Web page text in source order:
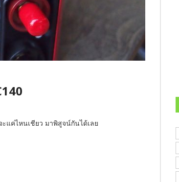
ะแค่ไหนเชียว มาพิสูจน์กันได้เลย